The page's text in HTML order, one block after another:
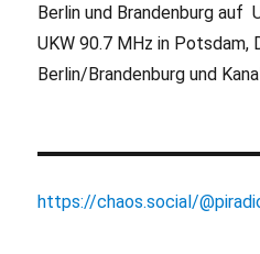
Berlin und Brandenburg auf
UKW 90.7 MHz in Potsdam,
Berlin/Brandenburg und
https://chaos.social/